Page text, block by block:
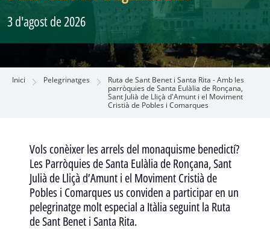
3 d'agost de 2026
Inici Pelegrinatges
Ruta de Sant Benet i Santa Rita - Amb les
parròquies de Santa Eulàlia de Ronçana,
Sant Julià de Lliçà d'Amunt i el Moviment
Cristià de Pobles i Comarques
Vols conèixer les arrels del monaquisme benedictí?
Les Parròquies de Santa Eulàlia de Ronçana, Sant
Julià de Lliçà d’Amunt i el Moviment Cristià de
Pobles i Comarques us conviden a participar en un
pelegrinatge molt especial a Itàlia seguint la Ruta
de Sant Benet i Santa Rita.